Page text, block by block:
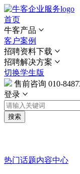
首页
牛客产品
客户案例
招聘资料下载
招聘解决方案
切换学生版
售前咨询 010-
登录
搜索
热门话题内容中心